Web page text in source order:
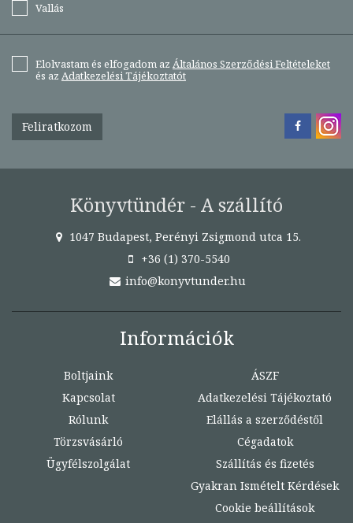
Vallás
Elolvastam és elfogadom az Általános Szerződési Feltételeket
és az Adatkezelési Tájékoztatót
Feliratkozom
Könyvtündér - A szállító
1047 Budapest, Perényi Zsigmond utca 15.
+36 (1) 370-5540
info@konyvtunder.hu
Információk
Boltjaink
Kapcsolat
Rólunk
Törzsvásárló
Ügyfélszolgálat
ÁSZF
Adatkezelési Tájékoztató
Elállás a szerződéstől
Cégadatok
Szállítás és fizetés
Gyakran Ismételt Kérdések
Cookie beállítások